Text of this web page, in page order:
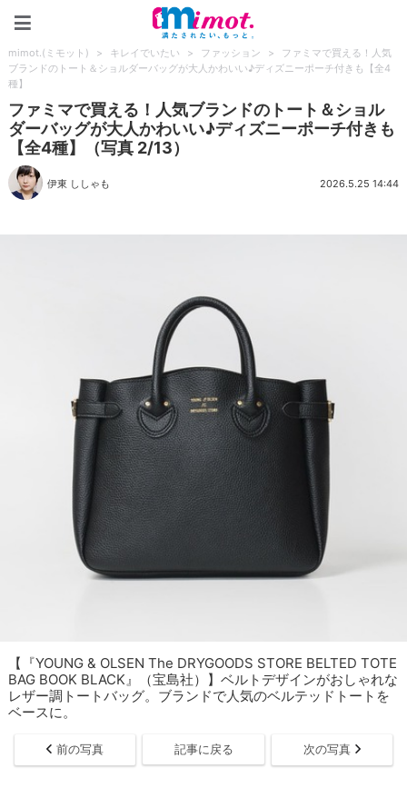
mimot.(ミモット) > キレイでいたい > ファッション >
ファミマで買える！人気
ブランドのトート＆ショルダーバッグが大人かわいい♪ディズニーポーチ付きも【全4
種】
ファミマで買える！人気ブランドのトート＆ショル
ダーバッグが大人かわいい♪ディズニーポーチ付きも
【全4種】（写真 2/13）
伊東 ししゃも 2026.5.25 14:44
【『YOUNG & OLSEN The DRYGOODS STORE BELTED TOTE
BAG BOOK BLACK』（宝島社）】ベルトデザインがおしゃれな
レザー調トートバッグ。ブランドで人気のベルテッドトートを
ベースに。
前の写真 記事に戻る 次の写真